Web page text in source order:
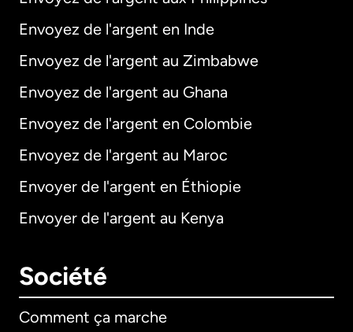
Envoyez de l'argent en Inde
Envoyez de l'argent au Zimbabwe
Envoyez de l'argent au Ghana
Envoyez de l'argent en Colombie
Envoyez de l'argent au Maroc
Envoyer de l'argent en Éthiopie
Envoyer de l'argent au Kenya
Société
Comment ça marche